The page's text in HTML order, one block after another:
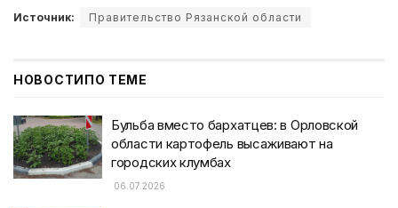
Источник: Правительство Рязанской области
НОВОСТИПО ТЕМЕ
Бульба вместо бархатцев: в Орловской
области картофель высаживают на
городских клумбах
06.07.2026